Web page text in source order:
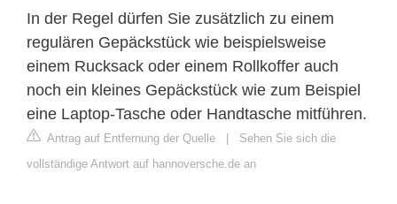
In der Regel dürfen Sie zusätzlich zu einem
regulären Gepäckstück wie beispielsweise
einem Rucksack oder einem Rollkoffer auch
noch ein kleines Gepäckstück wie zum Beispiel
eine Laptop-Tasche oder Handtasche mitführen.
Antrag auf Entfernung der Quelle | Sehen Sie sich die
vollständige Antwort auf hannoversche.de an